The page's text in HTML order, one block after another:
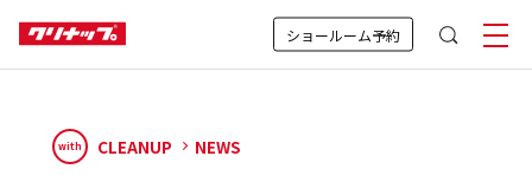
ショールーム予約
with CLEANUP NEWS